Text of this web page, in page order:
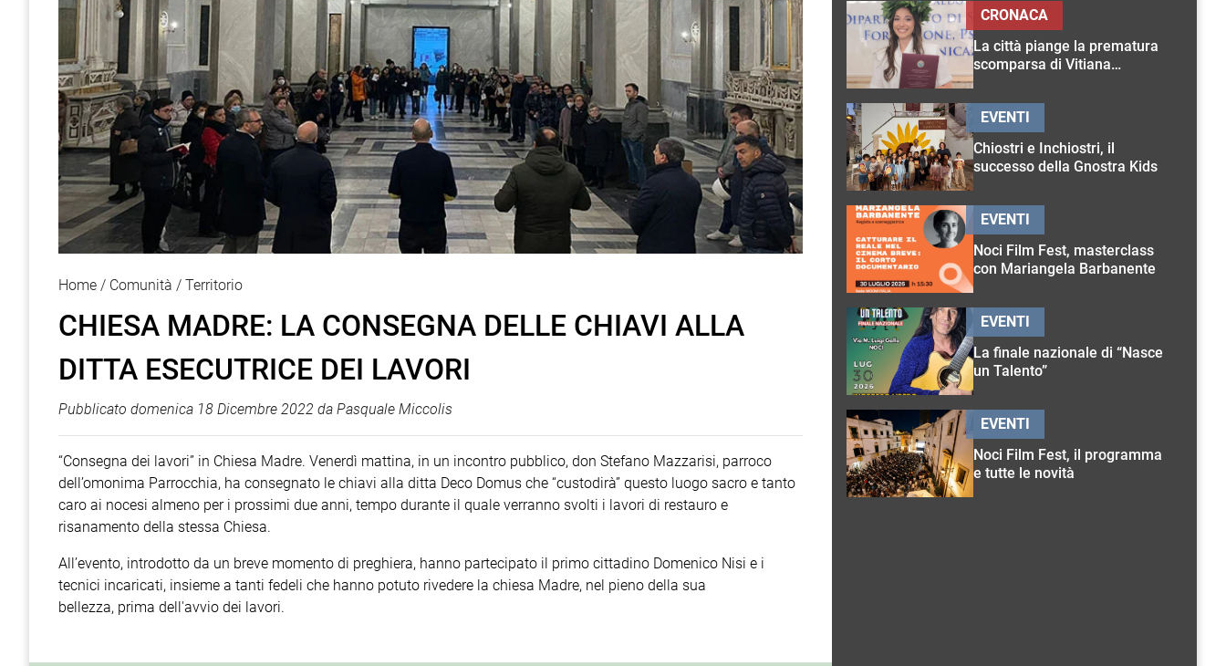
Home Comunità Territorio
CHIESA MADRE: LA CONSEGNA DELLE CHIAVI ALLA
DITTA ESECUTRICE DEI LAVORI
Pubblicato domenica 18 Dicembre 2022 da Pasquale Miccolis
“Consegna dei lavori” in Chiesa Madre. Venerdì mattina, in un incontro pubblico, don Stefano Mazzarisi, parroco
dell’omonima Parrocchia, ha consegnato le chiavi alla ditta Deco Domus che “custodirà” questo luogo sacro e tanto
caro ai nocesi almeno per i prossimi due anni, tempo durante il quale verranno svolti i lavori di restauro e
risanamento della stessa Chiesa.
All’evento, introdotto da un breve momento di preghiera, hanno partecipato il primo cittadino Domenico Nisi e i
tecnici incaricati, insieme a tanti fedeli che hanno potuto rivedere la chiesa Madre, nel pieno della sua
bellezza, prima dell'avvio dei lavori.
La città piange la prematura
scomparsa di Vitiana
CRONACA
Chiostri e Inchiostri, il
successo della Gnostra Kids
EVENTI
Noci Film Fest, masterclass
con Mariangela Barbanente
EVENTI
La finale nazionale di “Nasce
un Talento”
EVENTI
Noci Film Fest, il programma
e tutte le novità
EVENTI